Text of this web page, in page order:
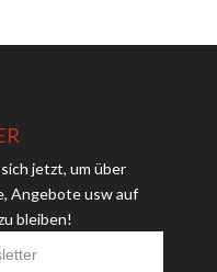
jetzt, um über
Angebote usw auf
bleiben!